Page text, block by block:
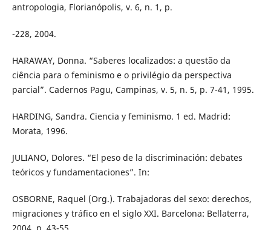
antropologia, Florianópolis, v. 6, n. 1, p.
-228, 2004.
HARAWAY, Donna. “Saberes localizados: a questão da
ciência para o feminismo e o privilégio da perspectiva
parcial”. Cadernos Pagu, Campinas, v. 5, n. 5, p. 7-41, 1995.
HARDING, Sandra. Ciencia y feminismo. 1 ed. Madrid:
Morata, 1996.
JULIANO, Dolores. “El peso de la discriminación: debates
teóricos y fundamentaciones”. In:
OSBORNE, Raquel (Org.). Trabajadoras del sexo: derechos,
migraciones y tráfico en el siglo XXI. Barcelona: Bellaterra,